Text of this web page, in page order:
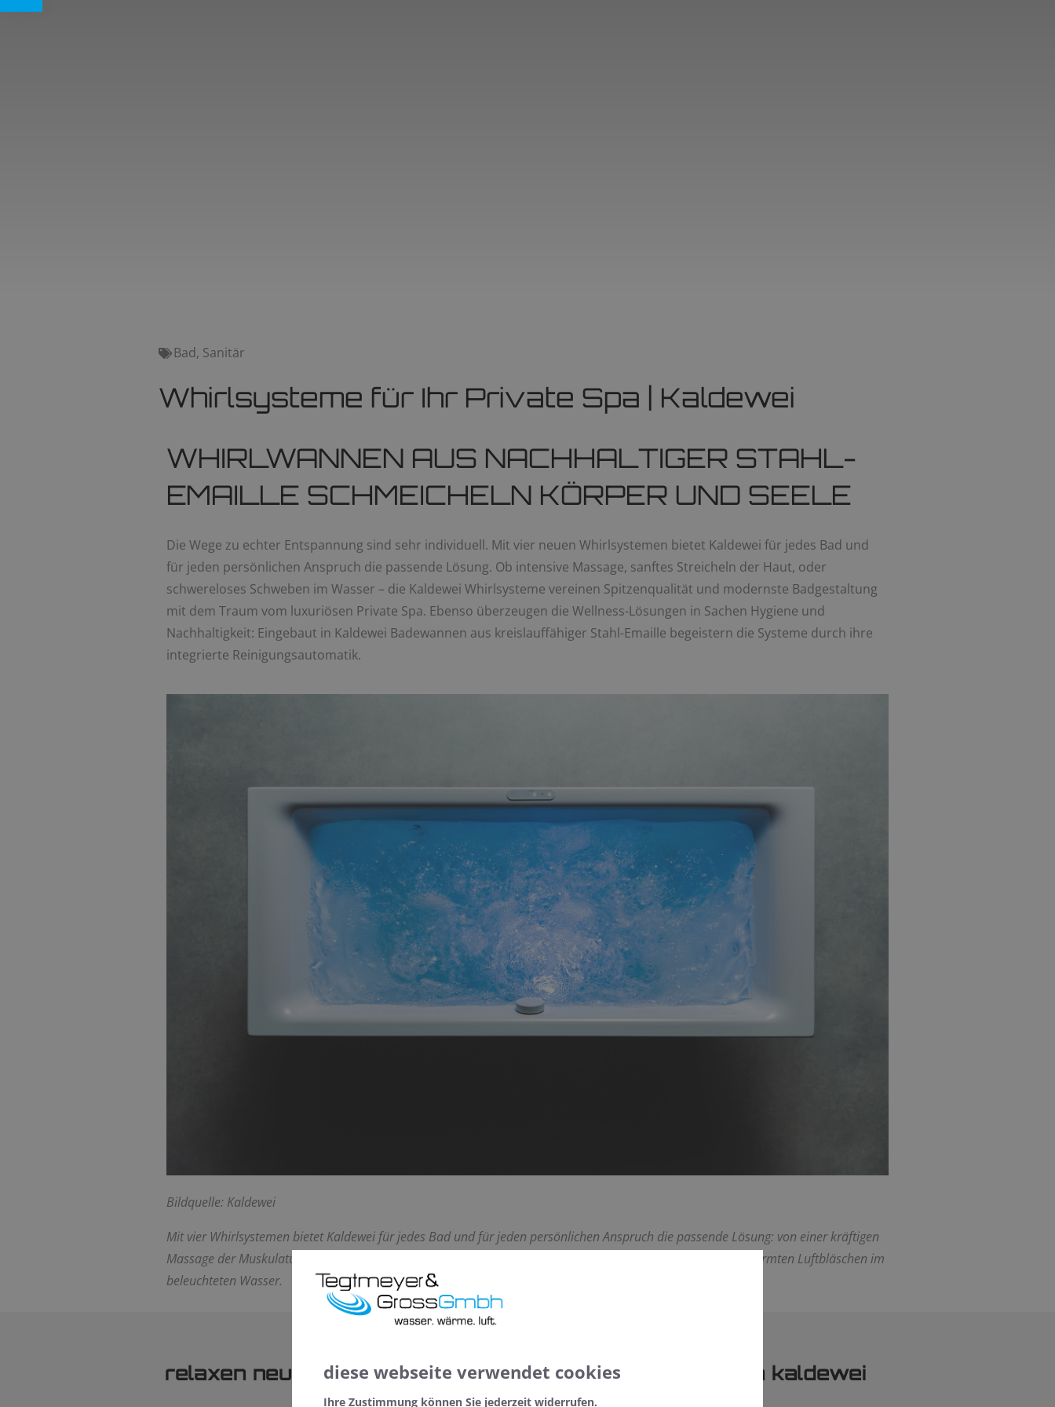
Bad, Sanitär
Whirlsysteme für Ihr Private Spa | Kaldewei
WHIRLWANNEN AUS NACHHALTIGER STAHL-
EMAILLE SCHMEICHELN KÖRPER UND SEELE
Die Wege zu echter Entspannung sind sehr individuell. Mit vier neuen Whirlsystemen bietet Kaldewei für jedes Bad und
für jeden persönlichen Anspruch die passende Lösung. Ob intensive Massage, sanftes Streicheln der Haut, oder
schwereloses Schweben im Wasser – die Kaldewei Whirlsysteme vereinen Spitzenqualität und modernste Badgestaltung
mit dem Traum vom luxuriösen Private Spa. Ebenso überzeugen die Wellness-Lösungen in Sachen Hygiene und
Nachhaltigkeit: Eingebaut in Kaldewei Badewannen aus kreislauffähiger Stahl-Emaille begeistern die Systeme durch ihre
integrierte Reinigungsautomatik.
Bildquelle: Kaldewei
Mit vier Whirlsystemen bietet Kaldewei für jedes Bad und für jeden persönlichen Anspruch die passende Lösung: von einer kräftigen
Massage der Muskulatur nach dem Sport bis hin zum sanften Umspielen des Körpers von perlenden, vorgewärmten Luftbläschen im
beleuchteten Wasser.
relaxen neu definiert: mit den neuen whirlsystemen von kaldewei
diese webseite verwendet cookies
Ihre Zustimmung können Sie jederzeit widerrufen.